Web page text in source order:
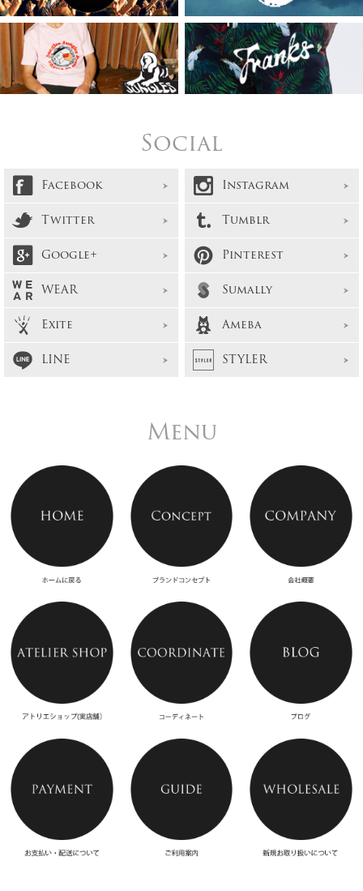
Social
Facebook
Instagram
Twitter
Tumblr
Google+
Pinterest
WEAR
Sumally
Exite
Ameba
LINE
STYLER
Menu